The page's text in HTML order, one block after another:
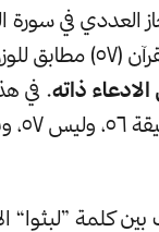
العددي في سورة
والذي في فحواه أن ترتيب
ذاته. في
كلمة ”لبثوا“